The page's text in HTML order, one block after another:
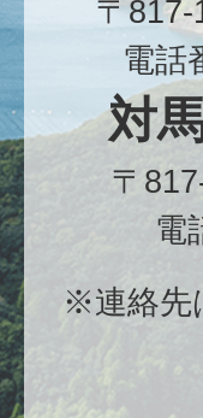
〒
電話
対
〒
電
※連絡先